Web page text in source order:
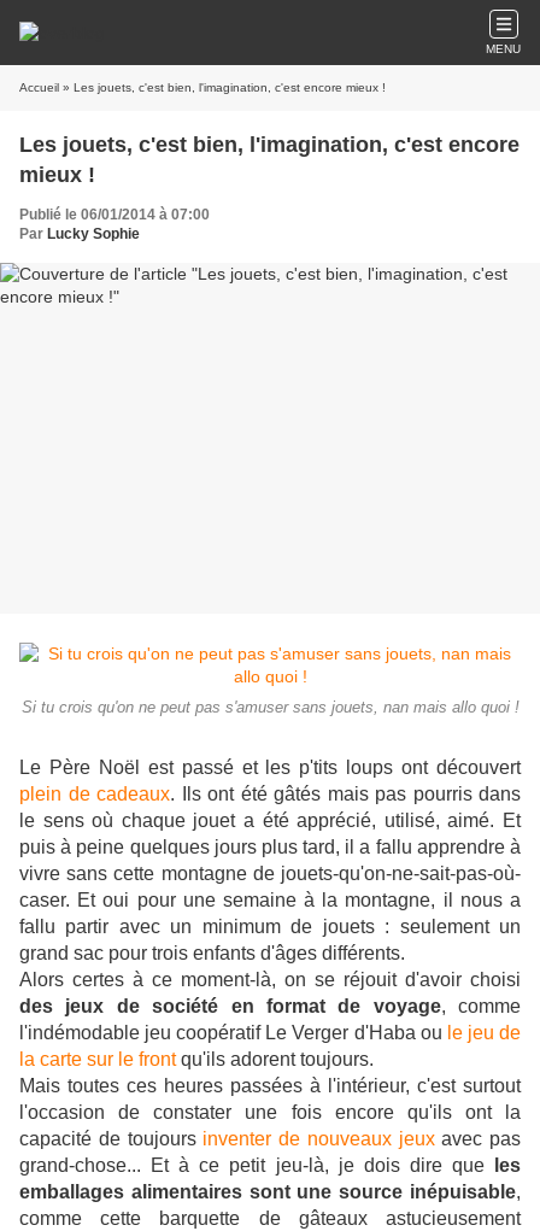
MENU
Accueil » Les jouets, c'est bien, l'imagination, c'est encore mieux !
Les jouets, c'est bien, l'imagination, c'est encore
mieux !
Publié le 06/01/2014 à 07:00
Par Lucky Sophie
Si tu crois qu'on ne peut pas s'amuser sans jouets, nan mais allo quoi !
Le Père Noël est passé et les p'tits loups ont découvert
plein de cadeaux. Ils ont été gâtés mais pas pourris dans
le sens où chaque jouet a été apprécié, utilisé, aimé. Et
puis à peine quelques jours plus tard, il a fallu apprendre à
vivre sans cette montagne de jouets-qu'on-ne-sait-pas-où-
caser. Et oui pour une semaine à la montagne, il nous a
fallu partir avec un minimum de jouets : seulement un
grand sac pour trois enfants d'âges différents.
Alors certes à ce moment-là, on se réjouit d'avoir choisi
des jeux de société en format de voyage, comme
l'indémodable jeu coopératif Le Verger d'Haba ou le jeu de
la carte sur le frontqu'ils adorent toujours.
Mais toutes ces heures passées à l'intérieur, c'est surtout
l'occasion de constater une fois encore qu'ils ont la
capacité de toujours inventer de nouveaux jeuxavec pas
grand-chose... Et à ce petit jeu-là, je dois dire que
les
emballages alimentaires sont une source inépuisable,
comme cette barquette de gâteaux astucieusement